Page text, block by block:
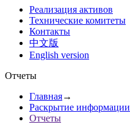
Реализация активов
Технические комитеты
Контакты
中文版
English version
Отчеты
Главная→
Раскрытие информации
Отчеты